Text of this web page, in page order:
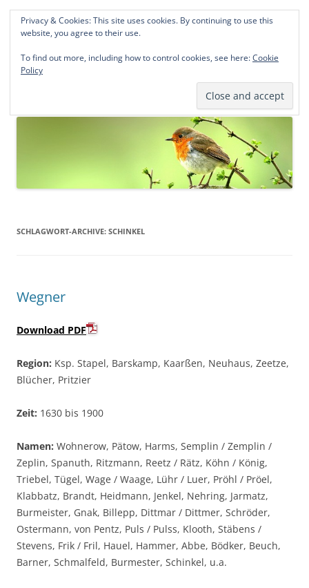
Norddeutsche Genealogien
Michael Kohlhaas und Jens Kirchhoff
springen
SCHLAGWORT-ARCHIVE: SCHINKEL
Wegner
Download PDF
Region: Ksp. Stapel, Barskamp, Kaarßen, Neuhaus, Zeetze,
Blücher, Pritzier
Zeit: 1630 bis 1900
Namen: Wohnerow, Pätow, Harms, Semplin / Zemplin /
Zeplin, Spanuth, Ritzmann, Reetz / Rätz, Köhn / König,
Triebel, Tügel, Wage / Waage, Lühr / Luer, Pröhl / Pröel,
Klabbatz, Brandt, Heidmann, Jenkel, Nehring, Jarmatz,
Burmeister, Gnak, Billepp, Dittmar / Dittmer, Schröder,
Ostermann, von Pentz, Puls / Pulss, Klooth, Stäbens /
Stevens, Frik / Fril, Hauel, Hammer, Abbe, Bödker, Beuch,
Barner, Schmalfeld, Burmester, Schinkel, u.a.
Privacy & Cookies: This site uses cookies. By continuing to use this
website, you agree to their use.
To find out more, including how to control cookies, see here:Cookie
Policy